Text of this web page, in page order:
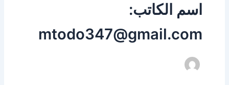
اسم الكاتب:
mtodo347@gmail.com